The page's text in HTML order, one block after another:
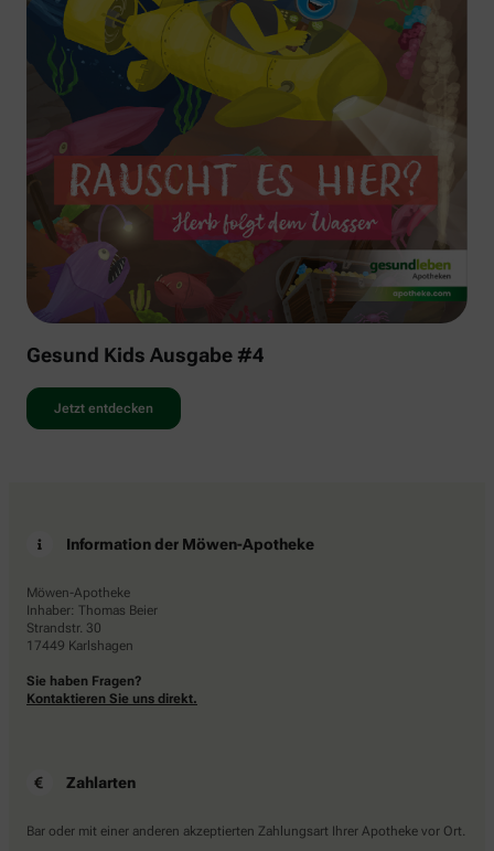
Gesund Kids Ausgabe #4
Jetzt entdecken
Information der Möwen-Apotheke
Möwen-Apotheke
Inhaber: Thomas Beier
Strandstr. 30
17449 Karlshagen
Sie haben Fragen?
Kontaktieren Sie uns direkt.
Zahlarten
Bar oder mit einer anderen akzeptierten Zahlungsart Ihrer Apotheke vor Ort.